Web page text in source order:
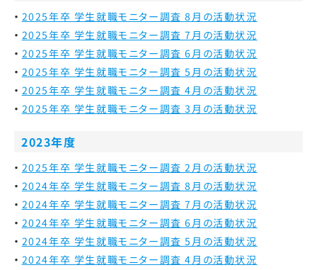
2025年卒 学生就職モニター調査 8月の活動状況
2025年卒 学生就職モニター調査 7月の活動状況
2025年卒 学生就職モニター調査 6月の活動状況
2025年卒 学生就職モニター調査 5月の活動状況
2025年卒 学生就職モニター調査 4月の活動状況
2025年卒 学生就職モニター調査 3月の活動状況
2023年度
2025年卒 学生就職モニター調査 2月の活動状況
2024年卒 学生就職モニター調査 8月の活動状況
2024年卒 学生就職モニター調査 7月の活動状況
2024年卒 学生就職モニター調査 6月の活動状況
2024年卒 学生就職モニター調査 5月の活動状況
2024年卒 学生就職モニター調査 4月の活動状況